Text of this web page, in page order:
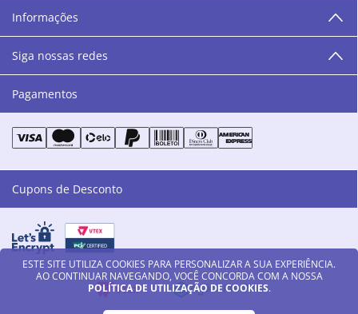
ESTE SITE UTILIZA COOKIES PARA PERSONALIZAR A SUA EXPERIÊNCIA.
AO CONTINUAR NAVEGANDO, VOCÊ CONCORDA COM A NOSSA
POLÍTICA DE UTILIZAÇÃO DE COOKIES.
humanos, éticos e morais. E que o branco e o azul anil,
as cores da Danny Cosméticos, possam continuar
transmitindo paz e harmonia para todos vocês!”
Informações
Siga nossas redes
Pagamentos
Cupons de Desconto